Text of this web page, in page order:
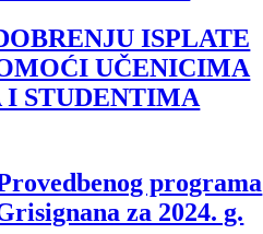
ISPLATE
UČENICIMA
I STUDENTIMA
programa
za 2024. g.